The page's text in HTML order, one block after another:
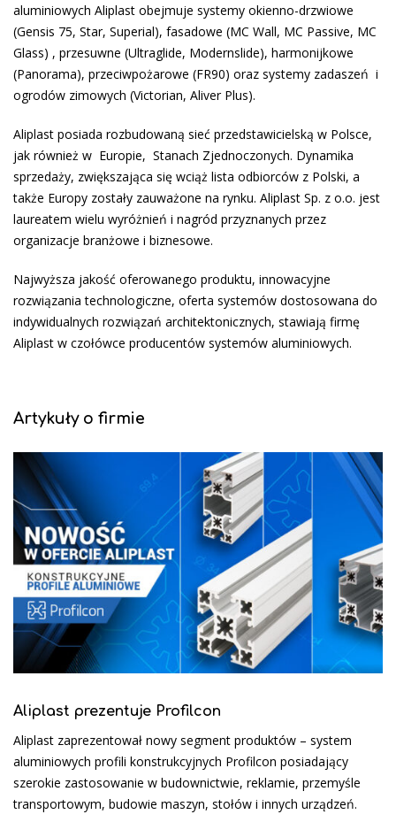
aluminiowych Aliplast obejmuje systemy okienno-drzwiowe
(Gensis 75, Star, Superial), fasadowe (MC Wall, MC Passive, MC
Glass) , przesuwne (Ultraglide, Modernslide), harmonijkowe
(Panorama), przeciwpożarowe (FR90) oraz systemy zadaszeń i
ogrodów zimowych (Victorian, Aliver Plus).
Aliplast posiada rozbudowaną sieć przedstawicielską w Polsce,
jak również w Europie, Stanach Zjednoczonych. Dynamika
sprzedaży, zwiększająca się wciąż lista odbiorców z Polski, a
także Europy zostały zauważone na rynku. Aliplast Sp. z o.o. jest
laureatem wielu wyróżnień i nagród przyznanych przez
organizacje branżowe i biznesowe.
Najwyższa jakość oferowanego produktu, innowacyjne
rozwiązania technologiczne, oferta systemów dostosowana do
indywidualnych rozwiązań architektonicznych, stawiają firmę
Aliplast w czołówce producentów systemów aluminiowych.
Artykuły o firmie
Aliplast prezentuje Profilcon
Aliplast zaprezentował nowy segment produktów – system
aluminiowych profili konstrukcyjnych Profilcon posiadający
szerokie zastosowanie w budownictwie, reklamie, przemyśle
transportowym, budowie maszyn, stołów i innych urządzeń.